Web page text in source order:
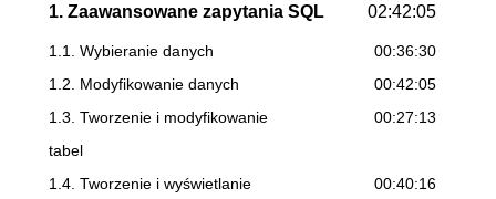
1. Zaawansowane zapytania SQL 02:42:05
1.1. Wybieranie danych
00:36:30
1.2. Modyfikowanie danych
00:42:05
1.3. Tworzenie i modyfikowanie
tabel
00:27:13
1.4. Tworzenie i wyświetlanie
00:40:16